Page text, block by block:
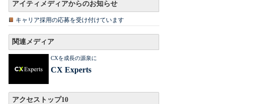
アイティメディアからのお知らせ
キャリア採用の応募を受け付けています
関連メディア
CXを成長の源泉に
CX Experts
アクセストップ10